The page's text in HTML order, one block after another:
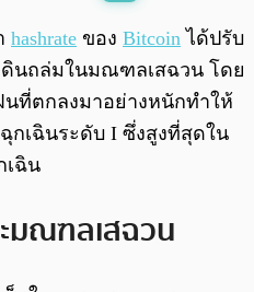
0:00
hashrate ของ Bitcoin ได้ปรับ
ดินถล่มในมณฑลเสฉวน โดย
ที่ตกลงมาอย่างหนักทำให้
กเฉินระดับ I ซึ่งสูงที่สุดใน
เฉิน
มณฑลเสฉวน